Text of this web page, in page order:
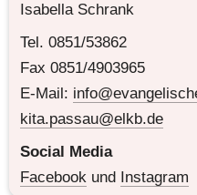
Isabella Schrank
Tel. 0851/53862
Fax 0851/4903965
E-Mail:
kita.passau@elkb.de
Social Media
Facebook und Instagram